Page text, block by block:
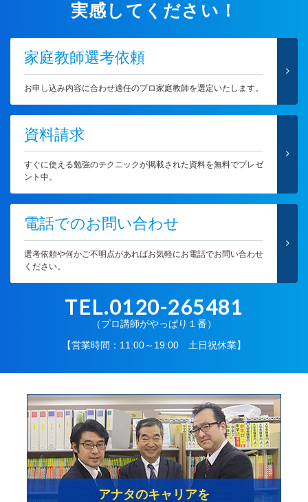
実感してください！
家庭教師選考依頼
お申し込み内容に合わせ適任のプロ家庭教師を選定いたします。
資料請求
すぐに使える勉強のテクニックが掲載された資料を無料でプレゼ
ント中。
電話でのお問い合わせ
選考依頼や何かご不明点があればお気軽にお電話でお問い合わせ
ください。
TEL.0120-265481
（プロ講師がやっぱり１番）
【営業時間：11:00～19:00 土日祝休業】
アナタのキャリアを